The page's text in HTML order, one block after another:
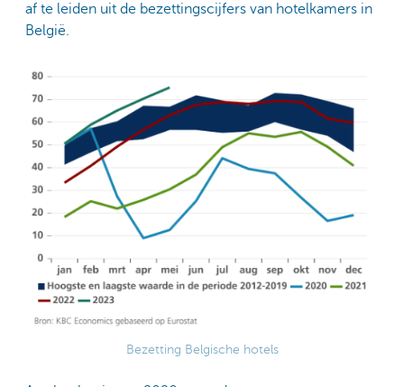
af te leiden uit de bezettingscijfers van hotelkamers in
België.
Bezetting Belgische hotels